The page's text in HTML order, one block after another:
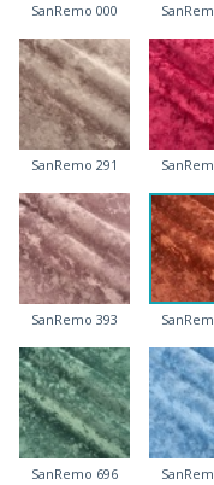
SanRemo 000
SanRemo 291
SanRemo 393
SanRemo 696